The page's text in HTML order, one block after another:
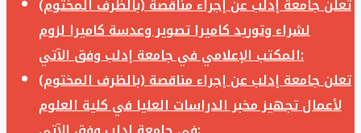
تعلن جامعة إدلب عن إجراء مناقصة (بالظرف المختوم)
لشراء وتوريد كاميرا تصوير وعدسة كاميرا لزوم
المكتب الإعلامي في جامعة إدلب وفق الآتي:
تعلن جامعة إدلب عن إجراء مناقصة (بالظرف المختوم)
لأعمال تجهيز مخبر الدراسات العليا في كلية العلوم